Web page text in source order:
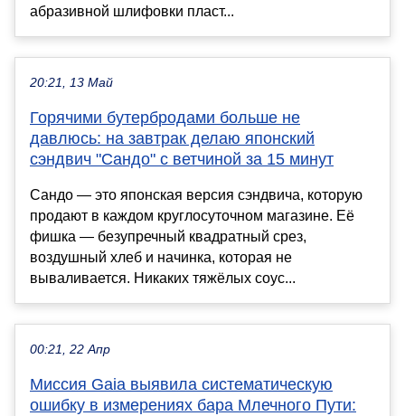
абразивной шлифовки пласт...
20:21, 13 Май
Горячими бутербродами больше не
давлюсь: на завтрак делаю японский
сэндвич "Сандо" с ветчиной за 15 минут
Сандо — это японская версия сэндвича, которую
продают в каждом круглосуточном магазине. Её
фишка — безупречный квадратный срез,
воздушный хлеб и начинка, которая не
вываливается. Никаких тяжёлых соус...
00:21, 22 Апр
Миссия Gaia выявила систематическую
ошибку в измерениях бара Млечного Пути: